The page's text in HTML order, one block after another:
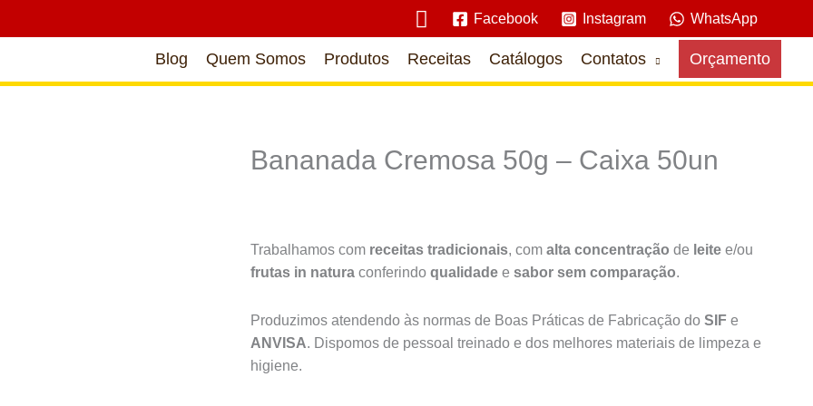
Pesquisar
Facebook Instagram WhatsApp
Blog Quem Somos Produtos Receitas Catálogos Contatos Orçamento
Bananada Cremosa 50g – Caixa 50un
Trabalhamos com receitas tradicionais, com alta concentração de leite e/ou
frutas in natura conferindo qualidade e sabor sem comparação.
Produzimos atendendo às normas de Boas Práticas de Fabricação do SIF e
ANVISA. Dispomos de pessoal treinado e dos melhores materiais de limpeza e
higiene.